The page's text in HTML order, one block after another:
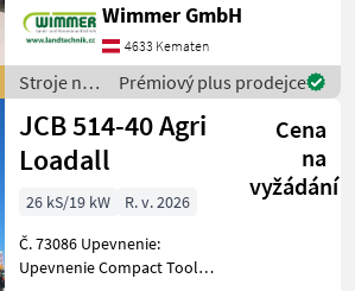
Stufenlosgetriebe✅ Der
neue CLAAS SCORPION
Teleskoplader ist die
perfekte Lösung für
kraftvolles und
Wimmer GmbH
4633 Kematen
Stroje na
stavbu /
Claas
Prémiový plus prodejce
JCB 514-40 Agri
Loadall
Cena
na
vyžádání
26 kS/19 kW
R. v. 2026
Č. 73086 Upevnenie:
Upevnenie Compact Tool